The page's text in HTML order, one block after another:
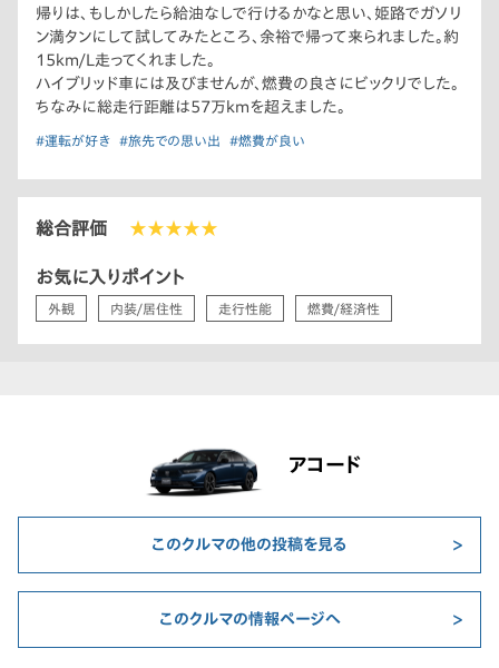
帰りは、もしかしたら給油なしで行けるかなと思い、姫路でガソリ
ン満タンにして試してみたところ、余裕で帰って来られました。約
15km/L走ってくれました。
ハイブリッド車には及びませんが、燃費の良さにビックリでした。
ちなみに総走行距離は57万kmを超えました。
#運転が好き #旅先での思い出 #燃費が良い
総合評価 ★★★★★
お気に入りポイント
外観 内装/居住性 走行性能 燃費/経済性
アコード
このクルマの他の投稿を見る
このクルマの情報ページへ